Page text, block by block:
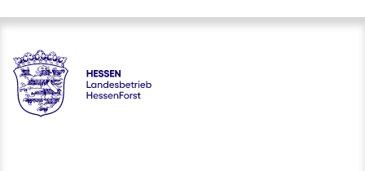
Hessen - Landesbetrieb HessenForst